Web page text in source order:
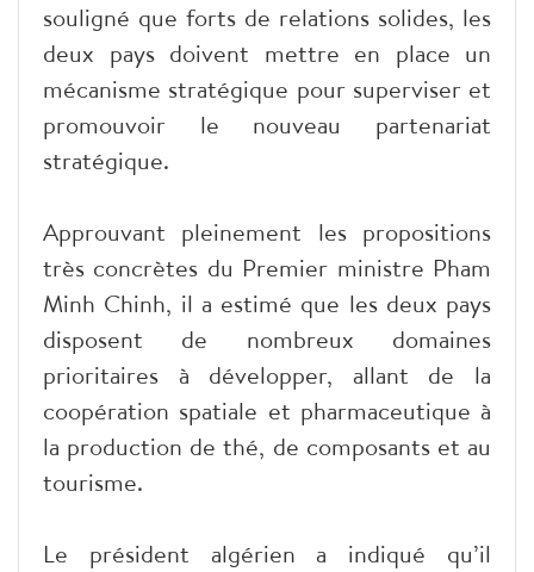
souligné que forts de relations solides, les
deux pays doivent mettre en place un
mécanisme stratégique pour superviser et
promouvoir le nouveau partenariat
stratégique.
Approuvant pleinement les propositions
très concrètes du Premier ministre Pham
Minh Chinh, il a estimé que les deux pays
disposent de nombreux domaines
prioritaires à développer, allant de la
coopération spatiale et pharmaceutique à
la production de thé, de composants et au
tourisme.
Le président algérien a indiqué qu’il